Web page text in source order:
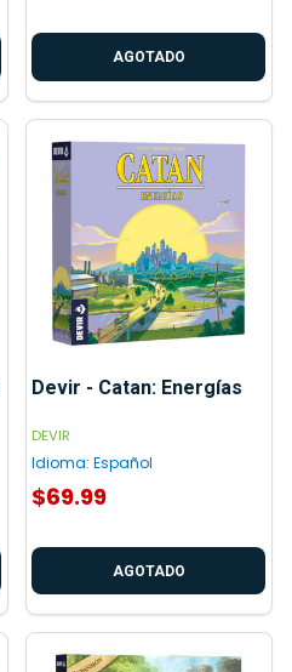
AGOTADO
Devir - Catan: Energías
DEVIR
Idioma: Español
$69.99
AGOTADO